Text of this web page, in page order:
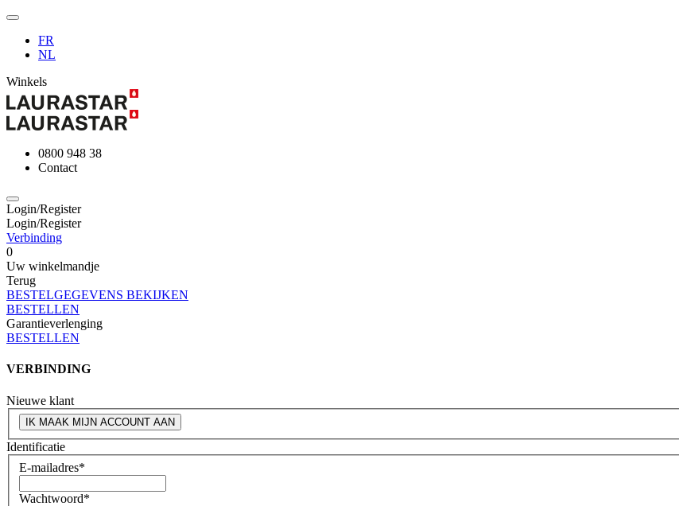
FR
NL
Winkels
0800 948 38
Contact
Login/Register
Login/Register
Verbinding
0
Uw winkelmandje
Terug
BESTELGEGEVENS BEKIJKEN
BESTELLEN
Garantieverlenging
BESTELLEN
VERBINDING
Nieuwe klant
IK MAAK MIJN ACCOUNT AAN
Identificatie
E-mailadres*
Wachtwoord*